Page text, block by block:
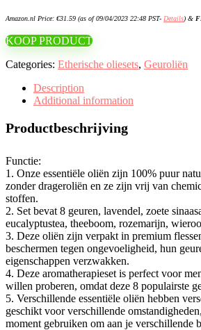
Amazon.nl Price: €31.59 (as of 09/04/2023 22:48 PST- Details) &
KOOP PRODUCT
Categories: Etherische oliesets, Geuroliën
Description
Additional information
Productbeschrijving
Functie:
1. Onze essentiële oliën zijn 100% puur
zonder drageroliën en ze zijn vrij van
stoffen.
2. Set bevat 8 geuren, lavendel, zoete
eucalyptustea, theeboom, rozemarijn,
3. Deze oliën zijn verpakt in premium
beschermen tegen ongevoeligheid, hun
eigenschappen verzwakken.
4. Deze aromatherapieset is perfect voor
willen proberen, omdat deze 8 populairste
5. Verschillende essentiële oliën hebben
geschikt voor verschillende
moment gebruiken om aan je verschillende